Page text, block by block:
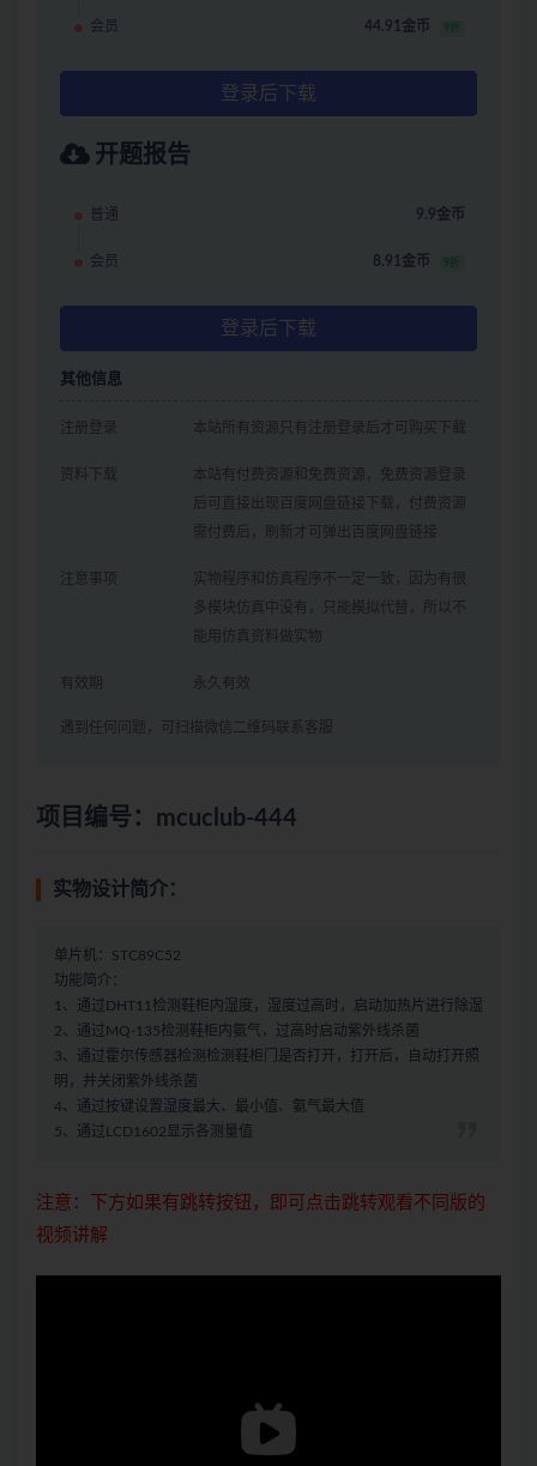
会员 44.91金币 9折
登录后下载
开题报告
普通 9.9金币
会员 8.91金币 9折
登录后下载
其他信息
注册登录 本站所有资源只有注册登录后才可购买下载
资料下载
本站有付费资源和免费资源，免费资源登录
后可直接出现百度网盘链接下载，付费资源
需付费后，刷新才可弹出百度网盘链接
注意事项
实物程序和仿真程序不一定一致，因为有很
多模块仿真中没有，只能模拟代替，所以不
能用仿真资料做实物
有效期 永久有效
遇到任何问题，可扫描微信二维码联系客服
项目编号：mcuclub-444
实物设计简介：
单片机：STC89C52
功能简介：
1、通过DHT11检测鞋柜内湿度，湿度过高时，启动加热片进行除湿
2、通过MQ-135检测鞋柜内氨气，过高时启动紫外线杀菌
3、通过霍尔传感器检测检测鞋柜门是否打开，打开后，自动打开照
明，并关闭紫外线杀菌
4、通过按键设置湿度最大、最小值、氨气最大值
5、通过LCD1602显示各测量值
注意：下方如果有跳转按钮，即可点击跳转观看不同版的
视频讲解